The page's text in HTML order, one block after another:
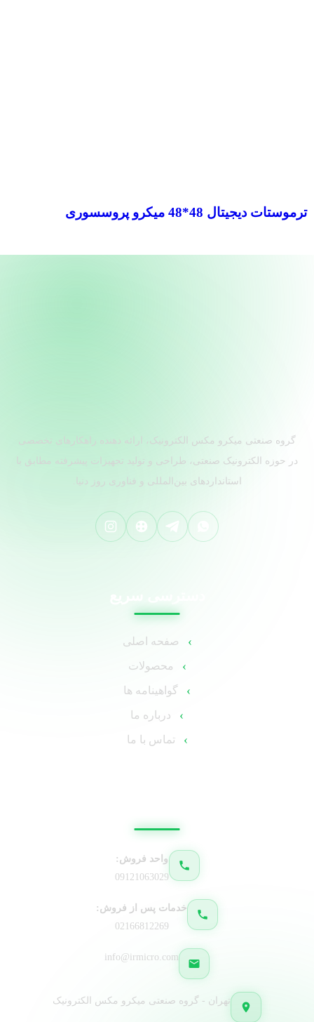
ترموستات دیجیتال 48*48 میکرو پروسسوری
گروه صنعتی میکرو مکس الکترونیک، ارائه دهنده راهکارهای تخصصی
در حوزه الکترونیک صنعتی، طراحی و تولید تجهیزات پیشرفته مطابق با
استانداردهای بین‌المللی و فناوری روز دنیا.
صفحه اصلی
محصولات
گواهینامه ها
درباره ما
تماس با ما
واحد فروش:
09121063029
خدمات پس از فروش:
02166812269
info@irmicro.com
تهران - گروه صنعتی میکرو مکس الکترونیک